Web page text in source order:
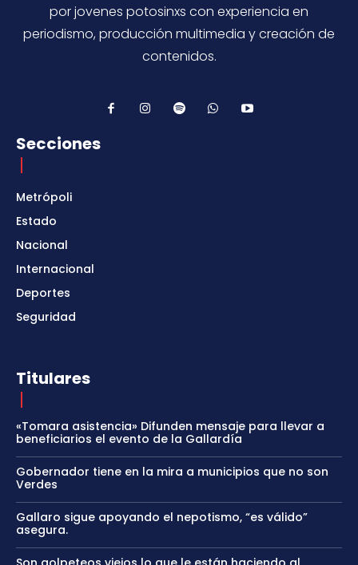
por jovenes potosinxs con experiencia en
periodismo, producción multimedia y creación de
contenidos.
Secciones
Metrópoli
Estado
Nacional
Internacional
Deportes
Seguridad
Titulares
«Tomara asistencia» Difunden mensaje para llevar a
beneficiarios el evento de la Gallardía
Gobernador tiene en la mira a municipios que no son
Verdes
Gallaro sigue apoyando el nepotismo, “es válido”
asegura.